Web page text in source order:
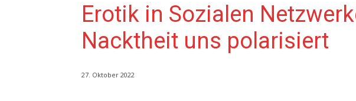
Erotik in Sozialen
Nacktheit uns polarisiert
27. Oktober 2022